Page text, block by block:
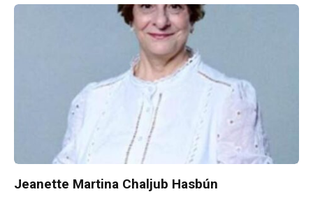
Jeanette Martina Chaljub Hasbún